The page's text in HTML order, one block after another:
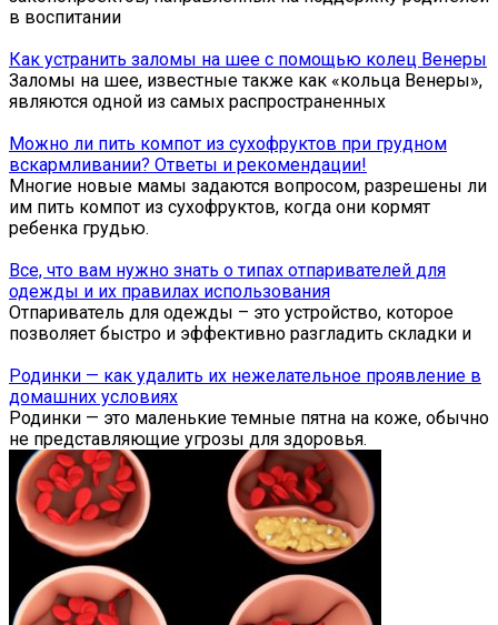
в воспитании
Как устранить заломы на шее с помощью колец Венеры
Заломы на шее, известные также как «кольца Венеры»,
являются одной из самых распространенных
Можно ли пить компот из сухофруктов при грудном
вскармливании? Ответы и рекомендации!
Многие новые мамы задаются вопросом, разрешены ли
им пить компот из сухофруктов, когда они кормят
ребенка грудью.
Все, что вам нужно знать о типах отпаривателей для
одежды и их правилах использования
Отпариватель для одежды – это устройство, которое
позволяет быстро и эффективно разгладить складки и
Родинки — как удалить их нежелательное проявление в
домашних условиях
Родинки — это маленькие темные пятна на коже, обычно
не представляющие угрозы для здоровья.